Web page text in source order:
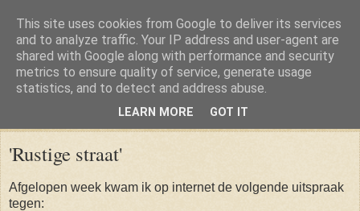
Friday, 18 April 2014
'Rustige straat'
Afgelopen week kwam ik op internet de volgende uitspraak
tegen:
This site uses cookies from Google to deliver its services
and to analyze traffic. Your IP address and user-agent are
shared with Google along with performance and security
metrics to ensure quality of service, generate usage
statistics, and to detect and address abuse.
LEARN MORE GOT IT